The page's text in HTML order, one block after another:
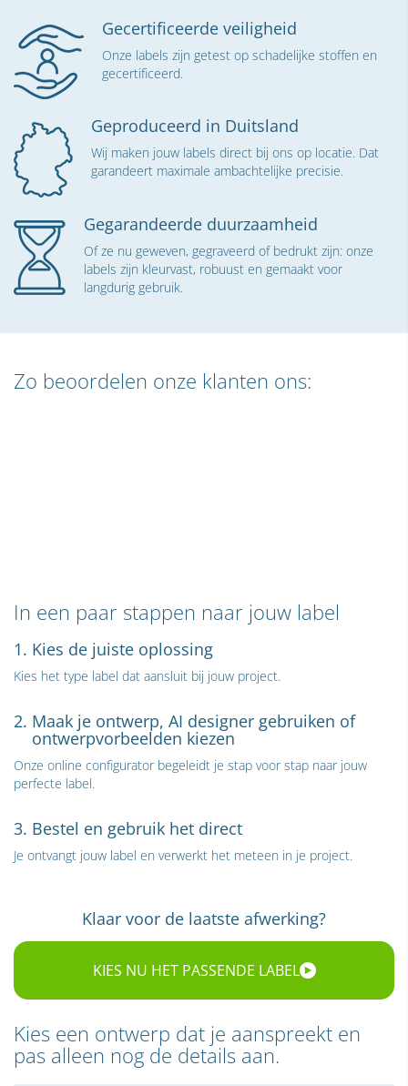
Gecertificeerde veiligheid
Onze labels zijn getest op schadelijke stoffen en
gecertificeerd.
Geproduceerd in Duitsland
Wij maken jouw labels direct bij ons op locatie. Dat
garandeert maximale ambachtelijke precisie.
Gegarandeerde duurzaamheid
Of ze nu geweven, gegraveerd of bedrukt zijn: onze
labels zijn kleurvast, robuust en gemaakt voor
langdurig gebruik.
Zo beoordelen onze klanten ons:
In een paar stappen naar jouw label
1. Kies de juiste oplossing
Kies het type label dat aansluit bij jouw project.
2. Maak je ontwerp, AI designer gebruiken of
ontwerpvorbeelden kiezen
Onze online configurator begeleidt je stap voor stap naar jouw
perfecte label.
3. Bestel en gebruik het direct
Je ontvangt jouw label en verwerkt het meteen in je project.
Klaar voor de laatste afwerking?
KIES NU HET PASSENDE LABEL
Kies een ontwerp dat je aanspreekt en
pas alleen nog de details aan.